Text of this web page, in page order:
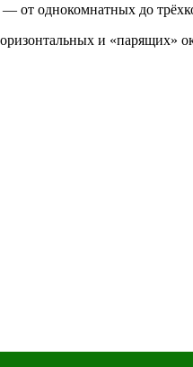
— от однокомнатных до
и «парящих»